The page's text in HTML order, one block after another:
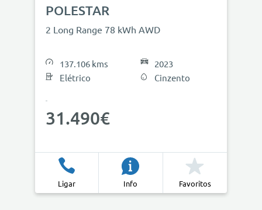
POLESTAR
2 Long Range 78 kWh AWD
137.106 kms
Elétrico
2023
Cinzento
31.490€
Ligar Info Favoritos